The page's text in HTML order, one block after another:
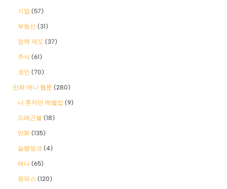
기업 (57)
부동산 (31)
정책 제도 (37)
주식 (61)
코인 (70)
만화 애니 웹툰 (280)
나 혼자만 레벨업 (9)
드래곤볼 (18)
만화 (135)
슬램덩크 (4)
애니 (65)
원피스 (120)